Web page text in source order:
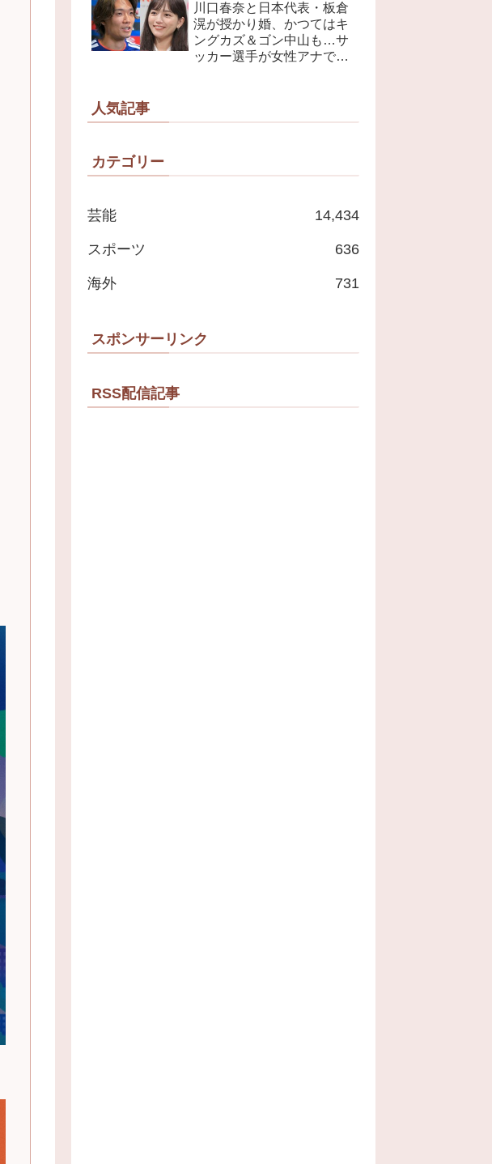
川口春奈と日本代表・板倉
滉が授かり婚、かつてはキ
ングカズ＆ゴン中山も…サ
ッカー選手が女性アナでは
人気記事
カテゴリー
芸能 14,434
スポーツ 636
海外 731
スポンサーリンク
RSS配信記事